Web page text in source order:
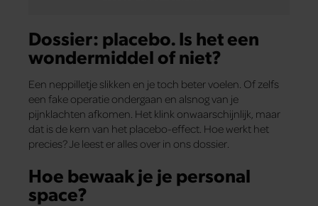
Dossier: placebo. Is het een
wondermiddel of niet?
Een neppilletje slikken en je toch beter voelen. Of zelfs
een fake operatie ondergaan en alsnog van je
pijnklachten afkomen. Het klink onwaarschijnlijk, maar
dat is de kern van het placebo-effect. Hoe werkt het
precies? Je leest er alles over in ons dossier.
Hoe bewaak je je personal
space?